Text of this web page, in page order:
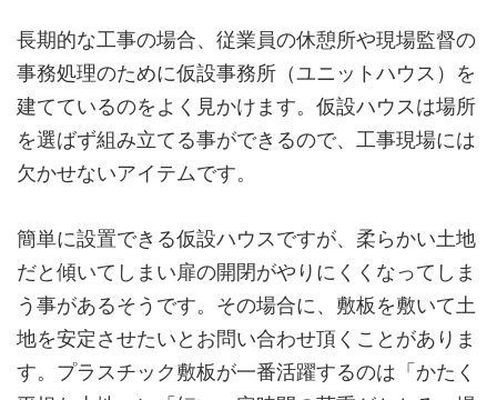
長期的な工事の場合、従業員の休憩所や現場監督の
事務処理のために仮設事務所（ユニットハウス）を
建てているのをよく見かけます。仮設ハウスは場所
を選ばず組み立てる事ができるので、工事現場には
欠かせないアイテムです。
簡単に設置できる仮設ハウスですが、柔らかい土地
だと傾いてしまい扉の開閉がやりにくくなってしま
う事があるそうです。その場合に、敷板を敷いて土
地を安定させたいとお問い合わせ頂くことがありま
す。プラスチック敷板が一番活躍するのは「かたく